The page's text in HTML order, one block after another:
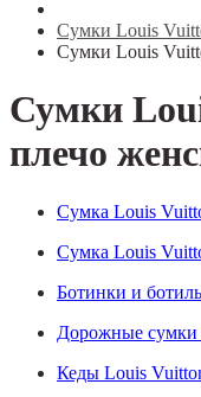
Сумки Louis
Сумки Louis
Сумки
плечо
Cумка Louis
Cумка Louis
Ботинки и
Дорожные сумки
Кеды Louis